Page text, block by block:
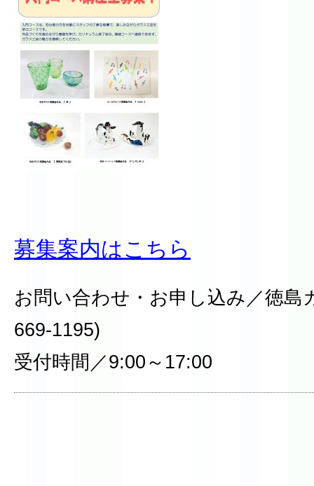
募集案内はこちら
お問い合わせ・お申し込み／徳島
669-1195)
受付時間／9:00～17:00